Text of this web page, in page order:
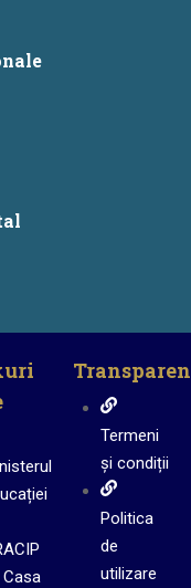
Casa
Termeni
și condiții
Politica
de
utilizare